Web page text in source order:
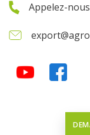
Appelez-